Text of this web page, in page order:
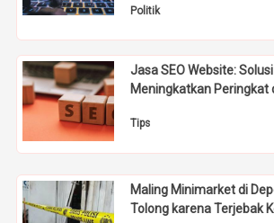
Politik
Jasa SEO Website:
Meningkatkan Peringkat
Tips
Maling Minimarket di
Tolong karena Terjebak